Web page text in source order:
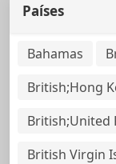
Países
Bahamas
British;Hong
British;United
British Virgin